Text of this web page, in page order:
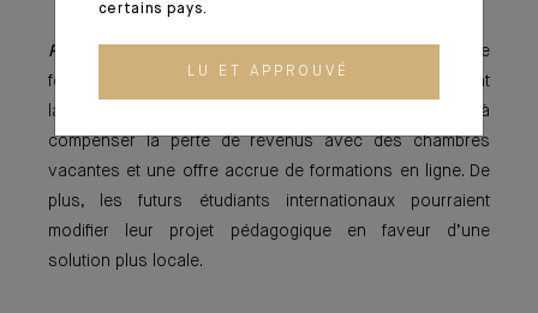
Résidences étudiantes
- Les opérateurs forcés de
fermer les portes de leurs résidences étudiantes durant
la crise de la COVID-19 pourraient avoir des difficultés à
compenser la perte de revenus avec des chambres
vacantes et une offre accrue de formations en ligne. De
plus, les futurs étudiants internationaux pourraient
modifier leur projet pédagogique en faveur d’une
solution plus locale.
certains pays.
LU ET APPROUVÉ